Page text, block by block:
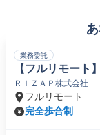
業務委託
【フルリモート
ＲＩＺＡＰ株式会社
フルリモート
完全歩合制